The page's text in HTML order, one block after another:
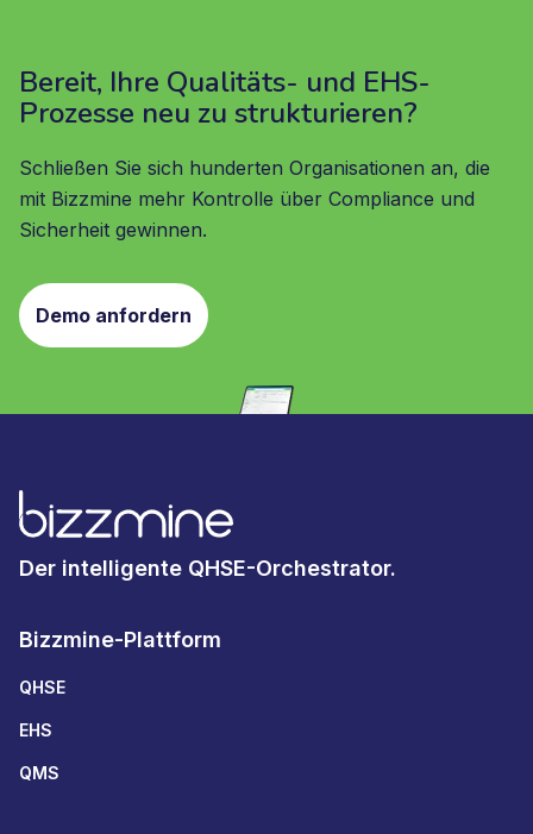
Bereit, Ihre Qualitäts- und EHS-
Prozesse neu zu strukturieren?
Schließen Sie sich hunderten Organisationen an, die
mit Bizzmine mehr Kontrolle über Compliance und
Sicherheit gewinnen.
Demo anfordern
Der intelligente QHSE-Orchestrator.
Bizzmine-Plattform
QHSE
EHS
QMS